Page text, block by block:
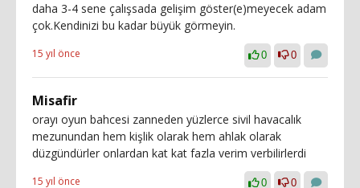
daha 3-4 sene çalışsada gelişim göster(e)meyecek adam
çok.Kendinizi bu kadar büyük görmeyin.
15 yıl önce 0 0
Misafir
orayı oyun bahcesi zanneden yüzlerce sivil havacalık
mezunundan hem kişlik olarak hem ahlak olarak
düzgündürler onlardan kat kat fazla verim verbilirlerdi
15 yıl önce 0 0